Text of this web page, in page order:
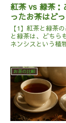
紅茶 vs 緑茶：
ったお茶はど
【1】紅茶と緑茶
と緑茶は、どちら
ネンシスという植
一種で、摘んだ葉
せることで、濃い
ています。主な産
ス...
お茶の比較